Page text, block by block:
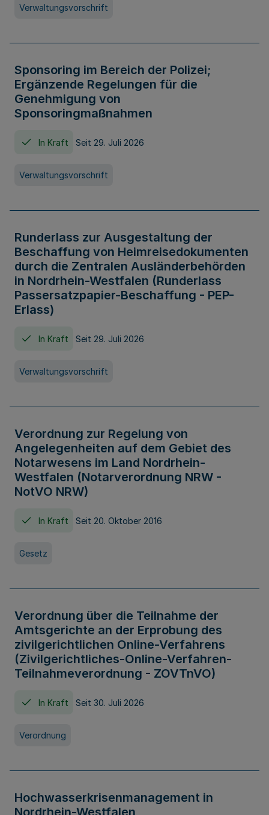
Verwaltungsvorschrift
Sponsoring im Bereich der Polizei;
Ergänzende Regelungen für die
Genehmigung von
Sponsoringmaßnahmen
In Kraft Seit 29. Juli 2026
Verwaltungsvorschrift
Runderlass zur Ausgestaltung der
Beschaffung von Heimreisedokumenten
durch die Zentralen Ausländerbehörden
in Nordrhein-Westfalen (Runderlass
Passersatzpapier-Beschaffung - PEP-
Erlass)
In Kraft Seit 29. Juli 2026
Verwaltungsvorschrift
Verordnung zur Regelung von
Angelegenheiten auf dem Gebiet des
Notarwesens im Land Nordrhein-
Westfalen (Notarverordnung NRW -
NotVO NRW)
In Kraft Seit 20. Oktober 2016
Gesetz
Verordnung über die Teilnahme der
Amtsgerichte an der Erprobung des
zivilgerichtlichen Online-Verfahrens
(Zivilgerichtliches-Online-Verfahren-
Teilnahmeverordnung - ZOVTnVO)
In Kraft Seit 30. Juli 2026
Verordnung
Hochwasserkrisenmanagement in
Nordrhein-Westfalen